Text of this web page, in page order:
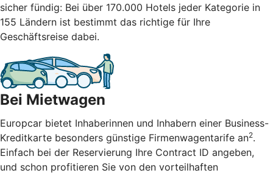
sicher fündig: Bei über 170.000 Hotels jeder Kategorie in
155 Ländern ist bestimmt das richtige für Ihre
Geschäftsreise dabei.
Bei Mietwagen
Europcar bietet Inhaberinnen und Inhabern einer Business-
Kreditkarte besonders günstige Firmenwagentarife an2.
Einfach bei der Reservierung Ihre Contract ID angeben,
und schon profitieren Sie von den vorteilhaften